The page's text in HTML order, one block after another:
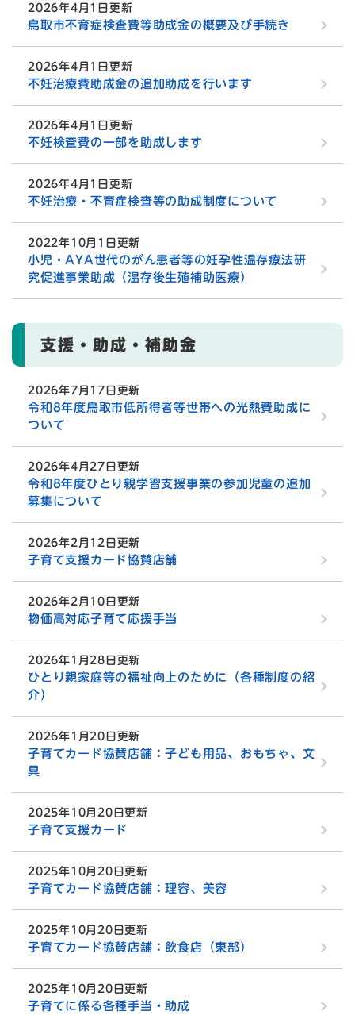
2026年4月1日更新
鳥取市不育症検査費等助成金の概要及び手続き
2026年4月1日更新
不妊治療費助成金の追加助成を行います
2026年4月1日更新
不妊検査費の一部を助成します
2026年4月1日更新
不妊治療・不育症検査等の助成制度について
2022年10月1日更新
小児・AYA世代のがん患者等の妊孕性温存療法研
究促進事業助成（温存後生殖補助医療）
支援・助成・補助金
2026年7月17日更新
令和8年度鳥取市低所得者等世帯への光熱費助成に
ついて
2026年4月27日更新
令和8年度ひとり親学習支援事業の参加児童の追加
募集について
2026年2月12日更新
子育て支援カード協賛店舗
2026年2月10日更新
物価高対応子育て応援手当
2026年1月28日更新
ひとり親家庭等の福祉向上のために（各種制度の紹
介）
2026年1月20日更新
子育てカード協賛店舗：子ども用品、おもちゃ、文
具
2025年10月20日更新
子育て支援カード
2025年10月20日更新
子育てカード協賛店舗：理容、美容
2025年10月20日更新
子育てカード協賛店舗：飲食店（東部）
2025年10月20日更新
子育てに係る各種手当・助成